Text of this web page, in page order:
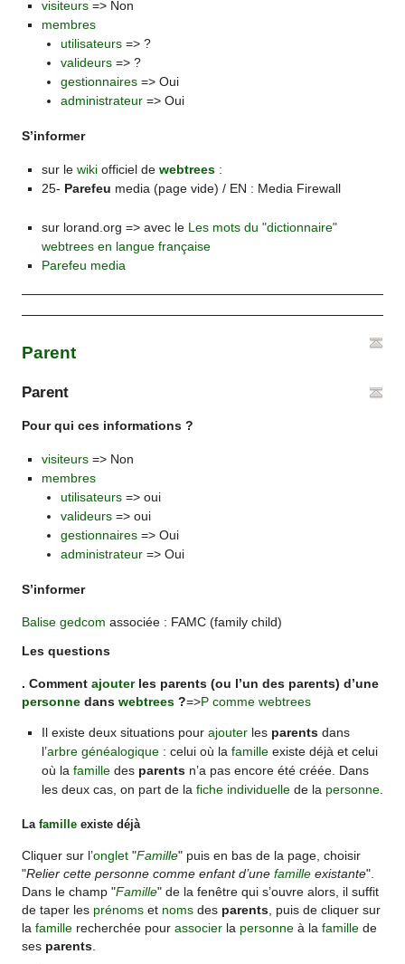
visiteurs=> Non
membres
utilisateurs => ?
valideurs => ?
gestionnaires => Oui
administrateur => Oui
S’informer
sur le wikiofficiel de webtrees:
25- Parefeu media (page vide) / EN : Media Firewall
sur lorand.org => avec le Les mots du "dictionnaire"
webtrees en langue française
Parefeu media
Parent
Parent
Pour qui ces informations ?
visiteurs=> Non
membres
utilisateurs => oui
valideurs => oui
gestionnaires => Oui
administrateur => Oui
S’informer
Balise gedcom associée : FAMC (family child)
Les questions
. Commentajouterles parents (ou l’un des parents) d’une
personne danswebtrees ?=>P comme webtrees
Il existe deux situations pour ajouterles parentsdans
l’arbre généalogique: celui où la familleexiste déjà et celui
où la familledes parentsn’a pas encore été créée. Dans
les deux cas, on part de la fiche individuellede la personne.
Lafamille existe déjà
Cliquer sur l’onglet "Famille" puis en bas de la page, choisir
"Relier cette personne comme enfant d’unefamille existante".
Dans le champ "Famille" de la fenêtre qui s’ouvre alors, il suffit
de taper les prénoms et noms des parents, puis de cliquer sur
lafamille recherchée pourassocier la personne à lafamille de
ses parents.